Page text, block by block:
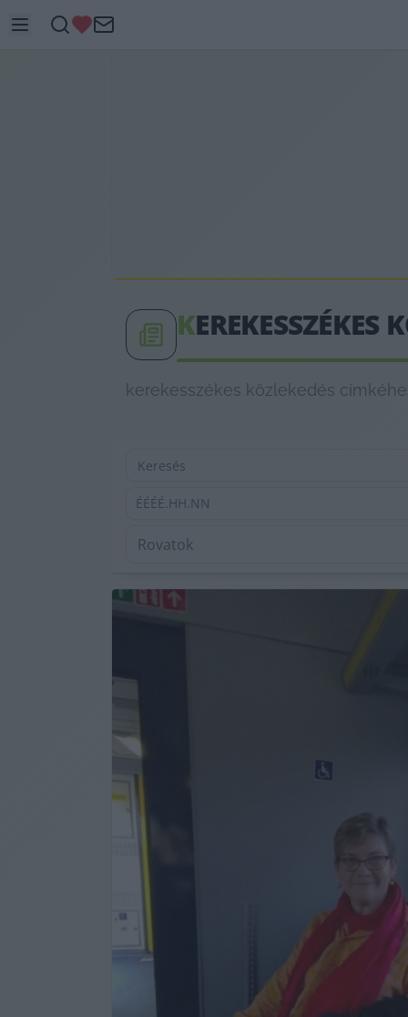
KEREKESSZÉKES
kerekesszékes közlekedés
ÉÉÉÉ.HH.NN